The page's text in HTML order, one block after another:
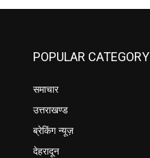
POPULAR CATEGORY
समाचार
उत्तराखण्ड
ब्रेकिंग न्यूज़
देहरादून